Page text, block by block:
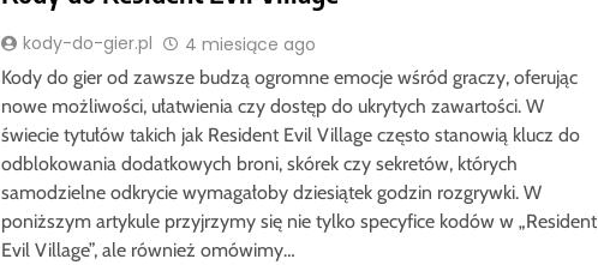
kody-do-gier.pl 4 miesiące ago
Kody do gier od zawsze budzą ogromne emocje wśród graczy, oferując
nowe możliwości, ułatwienia czy dostęp do ukrytych zawartości. W
świecie tytułów takich jak Resident Evil Village często stanowią klucz do
odblokowania dodatkowych broni, skórek czy sekretów, których
samodzielne odkrycie wymagałoby dziesiątek godzin rozgrywki. W
poniższym artykule przyjrzymy się nie tylko specyfice kodów w „Resident
Evil Village”, ale również omówimy…